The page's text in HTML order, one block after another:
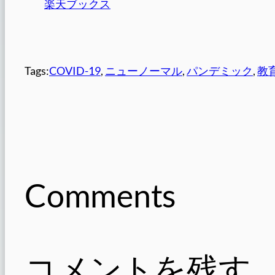
楽天ブックス
Tags:COVID-19, ニューノーマル, パンデミック, 教
Comments